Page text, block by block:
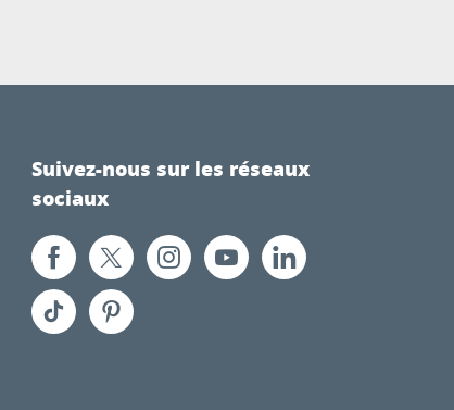
Suivez-nous sur les réseaux
sociaux